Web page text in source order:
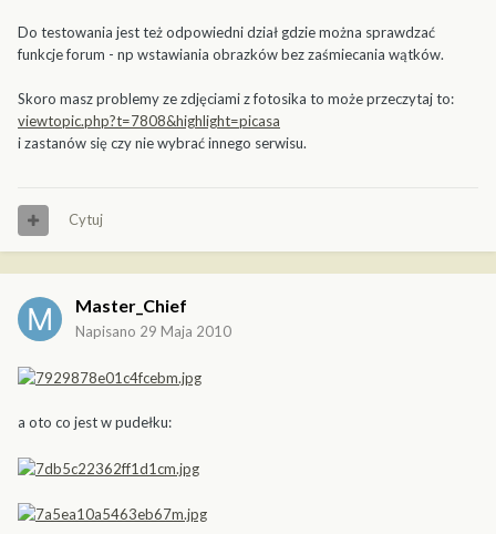
Do testowania jest też odpowiedni dział gdzie można sprawdzać
funkcje forum - np wstawiania obrazków bez zaśmiecania wątków.
Skoro masz problemy ze zdjęciami z fotosika to może przeczytaj to:
viewtopic.php?t=7808&highlight=picasa
i zastanów się czy nie wybrać innego serwisu.
Cytuj
Master_Chief
Napisano 29 Maja 2010
a oto co jest w pudełku: